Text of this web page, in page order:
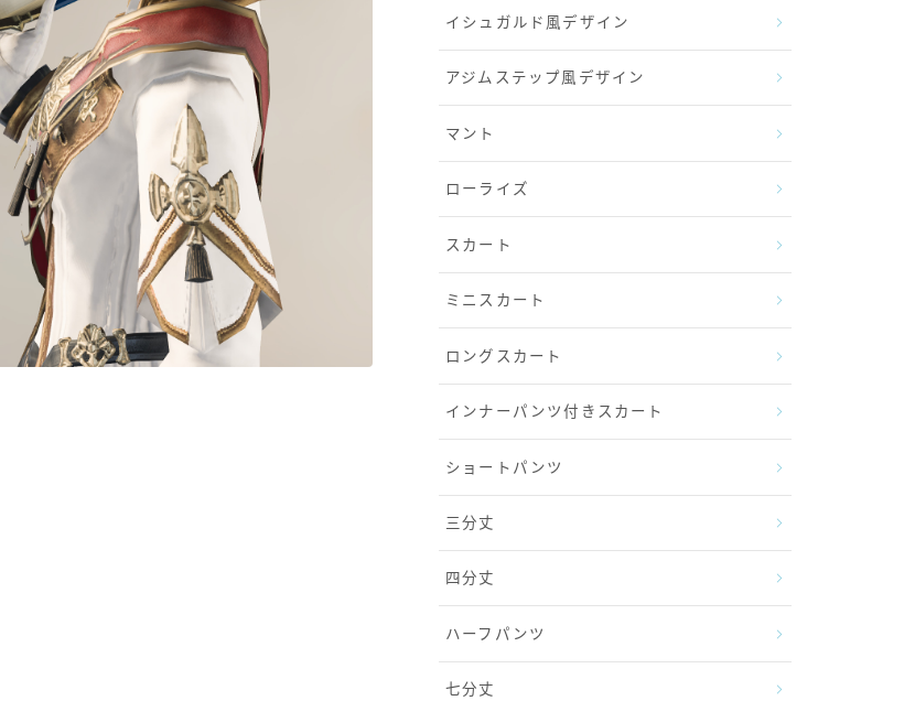
ロングスカート
インナーパンツ付きスカート
ショートパンツ
三分丈
四分丈
ハーフパンツ
イシュガルド風デザイン
アジムステップ風デザイン
マント
ローライズ
スカート
ミニスカート
ロングスカート
インナーパンツ付きスカート
ショートパンツ
三分丈
四分丈
ハーフパンツ
七分丈